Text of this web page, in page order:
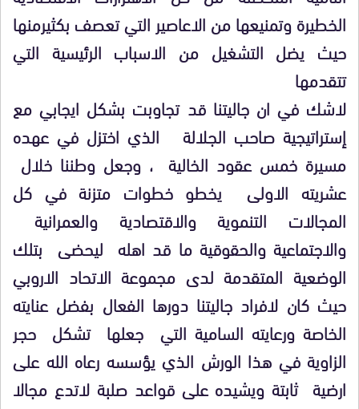
الخطيرة وتمنيعها من الاعاصير التي تعصف بكثيرمنها
حيث يضل التشغيل من الاسباب الرئيسية التي
تتقدمها
لاشك في ان جاليتنا قد تجاوبت بشكل ايجابي مع
إستراتيجية صاحب الجلالة الذي اختزل في عهده
مسيرة خمس عقود الخالية ، وجعل وطننا خلال
عشريته الاولى يخطو خطوات متزنة في كل
المجالات التنموية والاقتصادية والعمرانية
والاجتماعية والحقوقية ما قد اهله ليحضى بتلك
الوضعية المتقدمة لدى مجموعة الاتحاد الاروبي
حيث كان لافراد جاليتنا دورها الفعال بفضل عنايته
الخاصة ورعايته السامية التي جعلها تشكل حجر
الزاوية في هذا الورش الذي يؤسسه رعاه الله على
ارضية ثابتة ويشيده على قواعد صلبة لاتدع مجالا